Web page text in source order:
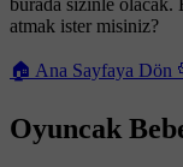
atmak ister misiniz?
🏠 Ana Sayfaya Dön
Oyuncak